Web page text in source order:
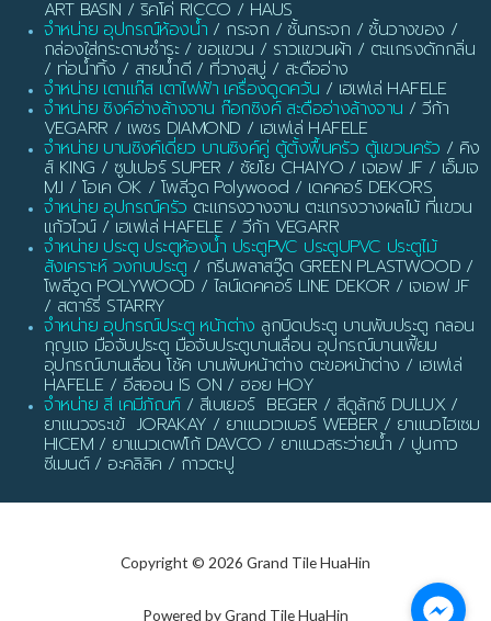
ART BASIN / ริคโค่ RICCO / HAUS
จำหน่าย อุปกรณ์ห้องน้ำ / กระจก / ชั้นกระจก / ชั้นวางของ /
กล่องใส่กระดาษชำระ / ขอแขวน / ราวแขวนผ้า / ตะแกรงดักกลิ่น
/ ท่อน้ำทิ้ง / สายน้ำดี / ที่วางสบู่ / สะดืออ่าง
จำหน่าย เตาแก๊ส เตาไฟฟ้า เครื่องดูดควัน / เฮเฟเล่ HAFELE
จำหน่าย ซิงค์อ่างล้างจาน ก๊อกซิงค์ สะดืออ่างล้างจาน / วีก้า
VEGARR / เพชร DIAMOND / เฮเฟเล่ HAFELE
จำหน่าย บานซิงค์เดี่ยว บานซิงค์คู่ ตู้ตั้งพื้นครัว ตู้แขวนครัว / คิง
ส์ KING / ซูปเปอร์ SUPER / ชัยโย CHAIYO / เจเอฟ JF / เอ็มเจ
MJ / โอเค OK / โพลีวูด Polywood / เดคคอร์ DEKORS
จำหน่าย อุปกรณ์ครัว ตะแกรงวางจาน ตะแกรงวางผลไม้ ที่แขวน
แก้วไวน์ / เฮเฟเล่ HAFELE / วีก้า VEGARR
จำหน่าย ประตู ประตูห้องน้ำ ประตูPVC ประตูUPVC ประตูไม้
สังเคราะห์ วงกบประตู / กรีนพลาสวู๊ด GREEN PLASTWOOD /
โพลีวูด POLYWOOD / ไลน์เดคคอร์ LINE DEKOR / เจเอฟ JF
/ สตาร์รี่ STARRY
จำหน่าย อุปกรณ์ประตู หน้าต่าง ลูกบิดประตู บานพับประตู กลอน
กุญแจ มือจับประตู มือจับประตูบานเลื่อน อุปกรณ์บานเฟี้ยม
อุปกรณ์บานเลื่อน โช้ค บานพับหน้าต่าง ตะขอหน้าต่าง / เฮเฟเล่
HAFELE / อีสออน IS ON / ฮอย HOY
จำหน่าย สี เคมีภัณฑ์/ สีเบเยอร์ BEGER / สีดูลักซ์ DULUX /
ยาแนวจระเข้ JORAKAY / ยาแนวเวเบอร์ WEBER / ยาแนวไฮเซม
HICEM / ยาแนวเดฟโก้ DAVCO / ยาแนวสระว่ายน้ำ / ปูนกาว
ซีเมนต์ / อะคลิลิค / กาวตะปู
Copyright © 2026 Grand Tile HuaHin
Powered by Grand Tile HuaHin